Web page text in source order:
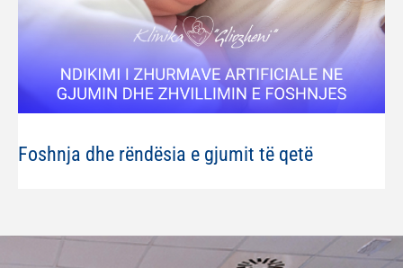
Foshnja dhe rëndësia e gjumit të qetë